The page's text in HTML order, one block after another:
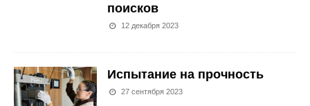
поисков
12 декабря 2023
Испытание на прочность
27 сентября 2023